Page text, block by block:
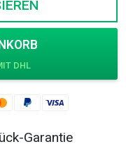
Garantie